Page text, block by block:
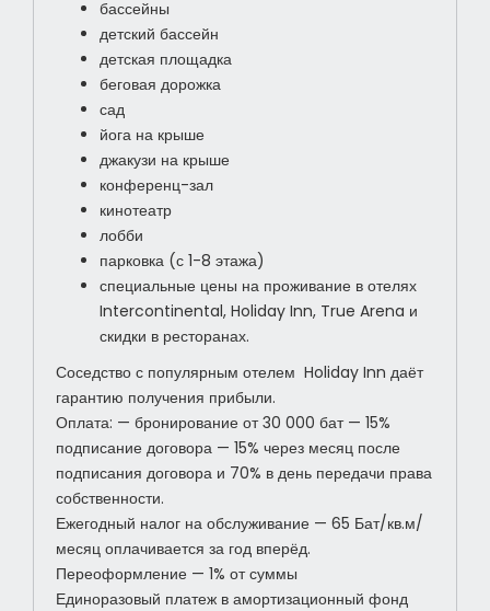
бассейны
детский бассейн
детская площадка
беговая дорожка
сад
йога на крыше
джакузи на крыше
конференц-зал
кинотеатр
лобби
парковка (с 1-8 этажа)
специальные цены на проживание в отелях
Intercontinental, Holiday Inn, True Arena и
скидки в ресторанах.
Соседство с популярным отелем Holiday Inn даёт
гарантию получения прибыли.
Оплата: — бронирование от 30 000 бат — 15%
подписание договора — 15% через месяц после
подписания договора и 70% в день передачи права
собственности.
Ежегодный налог на обслуживание — 65 Бат/кв.м/
месяц оплачивается за год вперёд.
Переоформление — 1% от суммы
Единоразовый платеж в амортизационный фонд